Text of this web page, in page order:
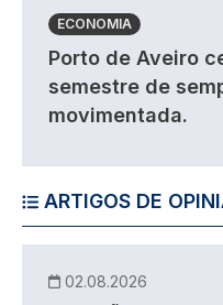
ECONOMIA
Porto de Aveiro
semestre de
movimentada.
ARTIGOS DE
02.08.2026